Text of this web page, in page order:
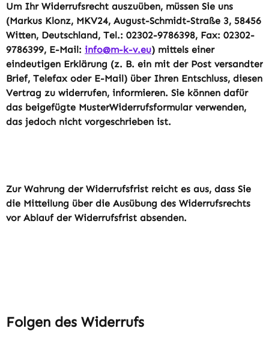
Um Ihr Widerrufsrecht auszuüben, müssen Sie uns
(Markus Klonz, MKV24, August-Schmidt-Straße 3, 58456
Witten, Deutschland, Tel.: 02302-9786398, Fax: 02302-
9786399, E-Mail: info@m-k-v.eu) mittels einer
eindeutigen Erklärung (z. B. ein mit der Post versandter
Brief, Telefax oder E-Mail) über Ihren Entschluss, diesen
Vertrag zu widerrufen, informieren. Sie können dafür
das beigefügte MusterWiderrufsformular verwenden,
das jedoch nicht vorgeschrieben ist.
Zur Wahrung der Widerrufsfrist reicht es aus, dass Sie
die Mitteilung über die Ausübung des Widerrufsrechts
vor Ablauf der Widerrufsfrist absenden.
Folgen des Widerrufs